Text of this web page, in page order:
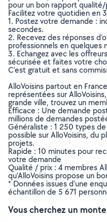
pour un bon rapport qualité/
Facilitez votre quotidien en
1. Postez votre demande :
secondes.
2. Recevez des réponses
professionnels en quelques
3. Echangez avec les
sécurisée et faites votre
C’est gratuit et sans
AlloVoisins partout en
représentées sur
grande ville, trouvez un
Efficace : Une demande
millions de demandes
Généraliste : 1 250 types
possible sur AlloVoisins, du
projets.
Rapide : 10 minutes pour
votre demande
Qualité / prix : 4 membres
qu’AlloVoisins propose un
* Données issues d’une
échantillon de 5 671
Vous cherchez un